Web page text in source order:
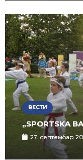
ВЕСТИ
„SPORTSKA
27. септембар